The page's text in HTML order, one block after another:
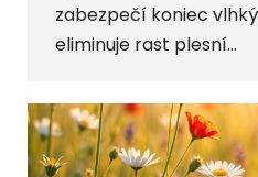
zabezpečí koniec
eliminuje rast plesní…